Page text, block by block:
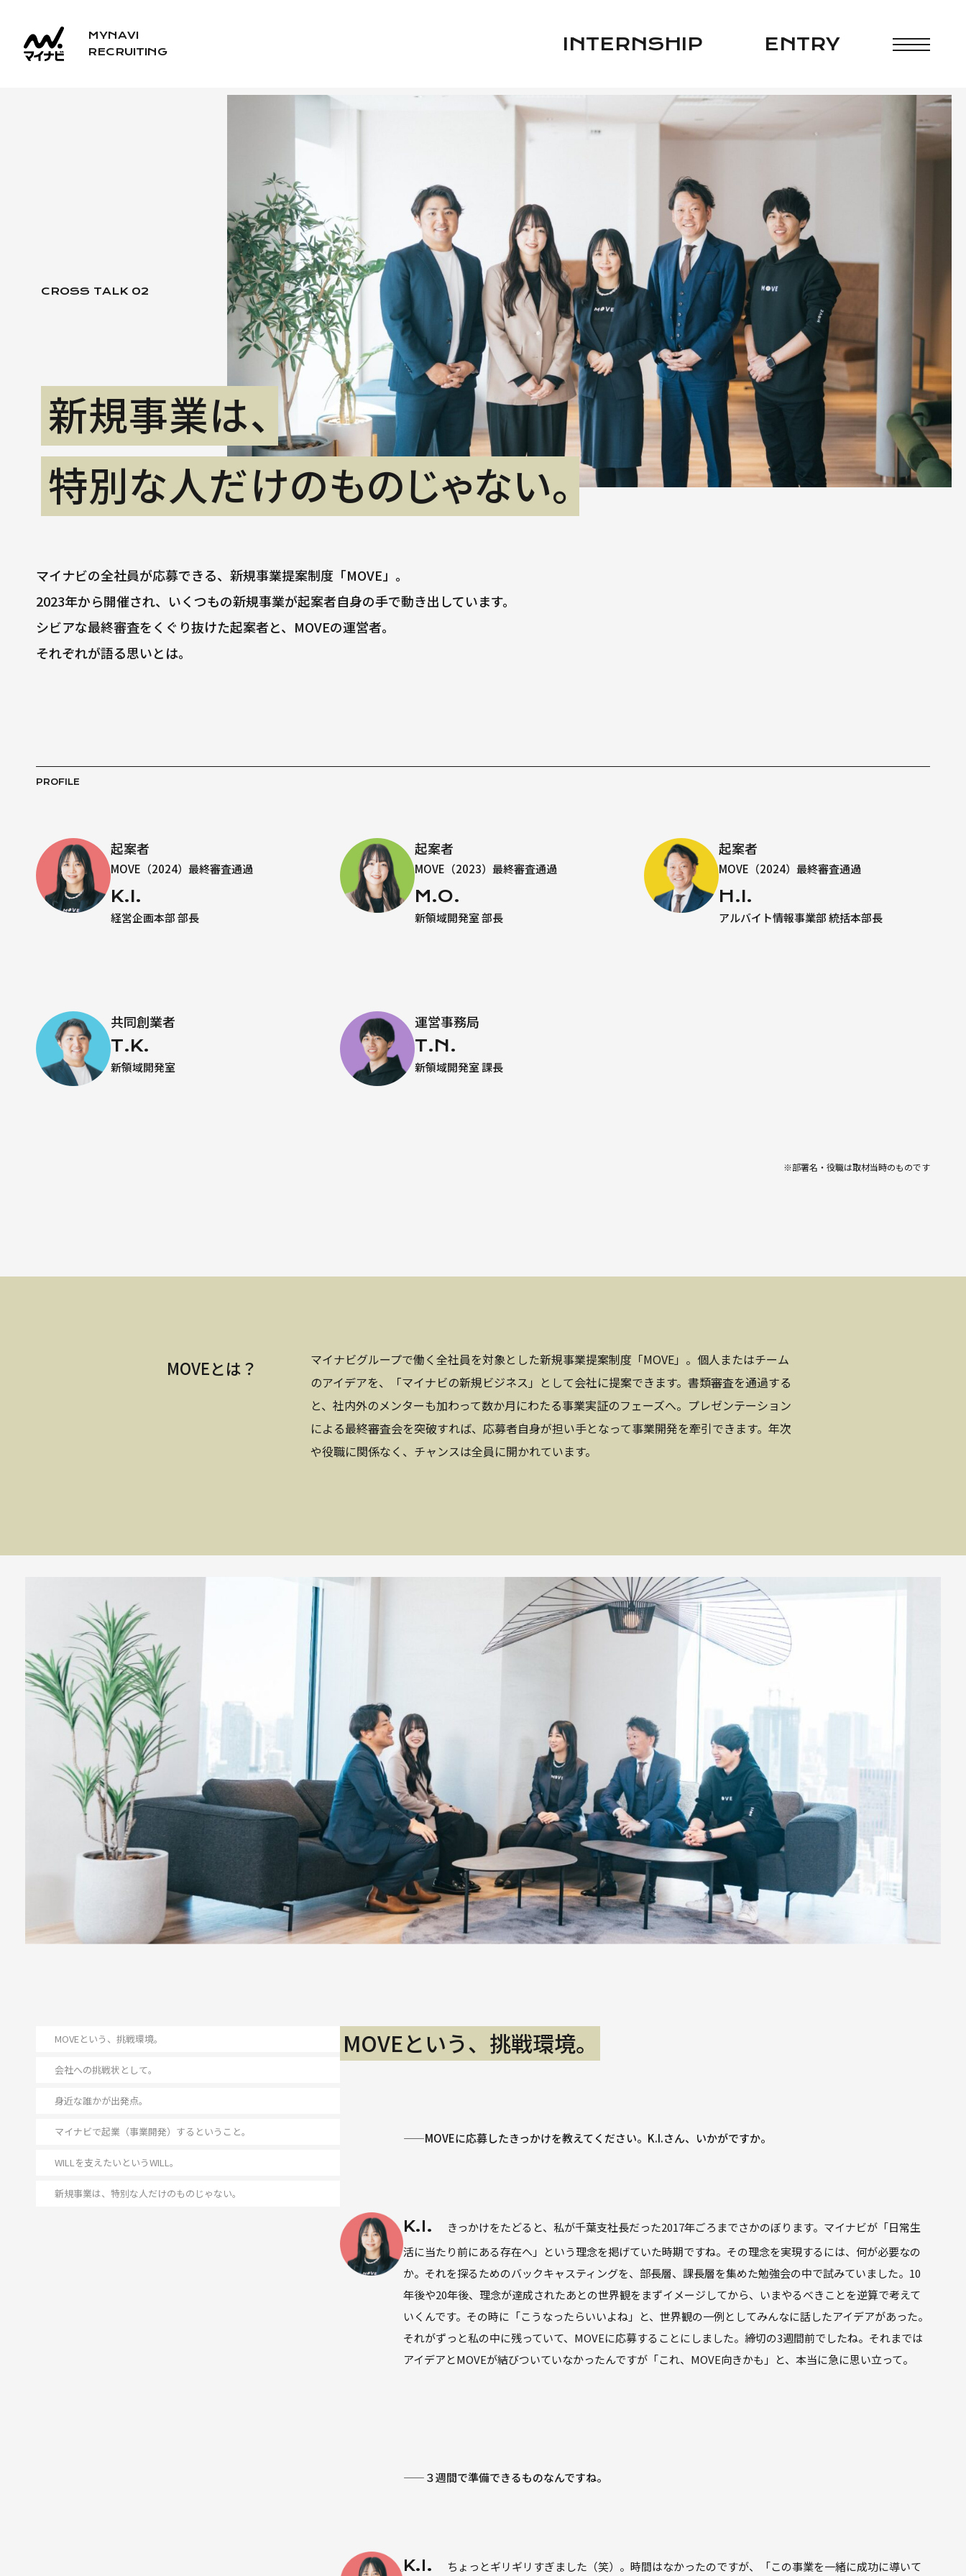
MYNAVI
RECRUITING
INTERNSHIP ENTRY
CROSS TALK 02
新規事業は、
特別な人だけのものじゃない。
マイナビの全社員が応募できる、新規事業提案制度「MOVE」。
2023年から開催され、いくつもの新規事業が起案者自身の手で動き出しています。
シビアな最終審査をくぐり抜けた起案者と、MOVEの運営者。
それぞれが語る思いとは。
PROFILE
起案者
MOVE（2024）最終審査通過
K.I.
経営企画本部 部長
起案者
MOVE（2023）最終審査通過
M.O.
新領域開発室 部長
起案者
MOVE（2024）最終審査通過
H.I.
アルバイト情報事業部 統括本部長
共同創業者
T.K.
新領域開発室
運営事務局
T.N.
新領域開発室 課長
※部署名・役職は取材当時のものです
MOVEとは？
マイナビグループで働く全社員を対象とした新規事業提案制度「MOVE」。個人またはチーム
のアイデアを、「マイナビの新規ビジネス」として会社に提案できます。書類審査を通過する
と、社内外のメンターも加わって数か月にわたる事業実証のフェーズへ。プレゼンテーション
による最終審査会を突破すれば、応募者自身が担い手となって事業開発を牽引できます。年次
や役職に関係なく、チャンスは全員に開かれています。
MOVEという、挑戦環境。
会社への挑戦状として。
身近な誰かが出発点。
マイナビで起業（事業開発）するということ。
WILLを支えたいというWILL。
新規事業は、特別な人だけのものじゃない。
MOVEという、挑戦環境。
——MOVEに応募したきっかけを教えてください。K.I.さん、いかがですか。
K.I.
きっかけをたどると、私が千葉支社長だった2017年ごろまでさかのぼります。マイナビが「日常生
活に当たり前にある存在へ」という理念を掲げていた時期ですね。その理念を実現するには、何が必要なの
か。それを探るためのバックキャスティングを、部長層、課長層を集めた勉強会の中で試みていました。10
年後や20年後、理念が達成されたあとの世界観をまずイメージしてから、いまやるべきことを逆算で考えて
いくんです。その時に「こうなったらいいよね」と、世界観の一例としてみんなに話したアイデアがあった。
それがずっと私の中に残っていて、MOVEに応募することにしました。締切の3週間前でしたね。それまでは
アイデアとMOVEが結びついていなかったんですが「これ、MOVE向きかも」と、本当に急に思い立って。
——３週間で準備できるものなんですね。
K.I. ちょっとギリギリすぎました（笑）。時間はなかったのですが、「この事業を一緒に成功に導いて